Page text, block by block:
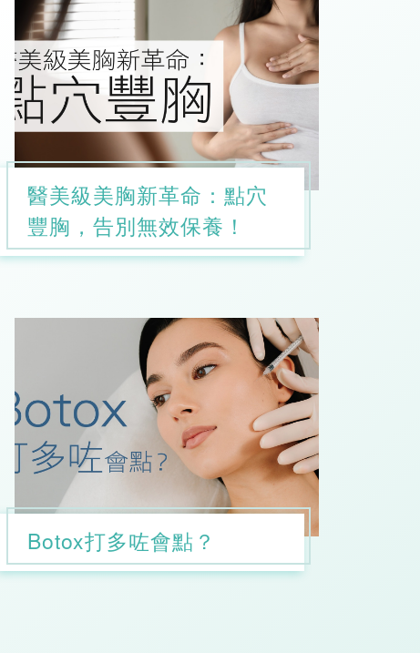
醫美級美胸新革命：點穴
豐胸，告別無效保養！
Botox打多咗會點？